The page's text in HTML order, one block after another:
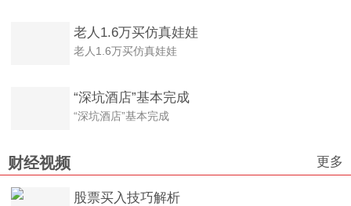
老人1.6万买仿真娃娃
老人1.6万买仿真娃娃
“深坑酒店”基本完成
“深坑酒店”基本完成
财经视频 更多
股票买入技巧解析